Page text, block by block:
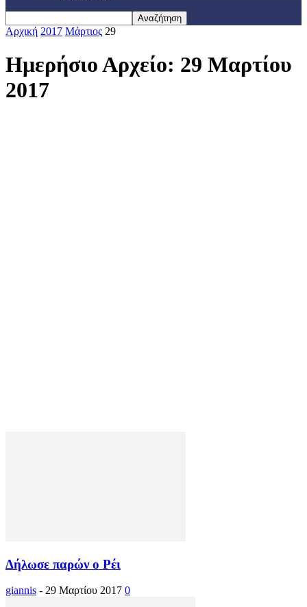
Αρχική 2017 Μάρτιος 29
Ημερήσιο Αρχείο: 29 Μαρτίου
2017
Δήλωσε παρών ο Ρέι
giannis - 29 Μαρτίου 2017 0